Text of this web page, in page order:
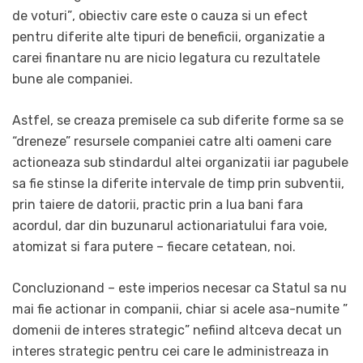
de voturi”, obiectiv care este o cauza si un efect
pentru diferite alte tipuri de beneficii, organizatie a
carei finantare nu are nicio legatura cu rezultatele
bune ale companiei.
Astfel, se creaza premisele ca sub diferite forme sa se
“dreneze” resursele companiei catre alti oameni care
actioneaza sub stindardul altei organizatii iar pagubele
sa fie stinse la diferite intervale de timp prin subventii,
prin taiere de datorii, practic prin a lua bani fara
acordul, dar din buzunarul actionariatului fara voie,
atomizat si fara putere – fiecare cetatean, noi.
Concluzionand – este imperios necesar ca Statul sa nu
mai fie actionar in companii, chiar si acele asa-numite ”
domenii de interes strategic” nefiind altceva decat un
interes strategic pentru cei care le administreaza in